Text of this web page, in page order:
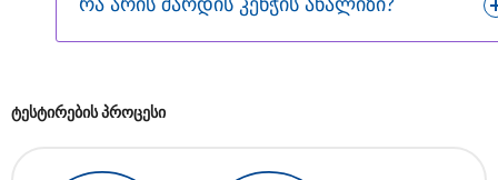
რა არის შარდის კენჭის ანალიზი?
ტესტირების პროცესი